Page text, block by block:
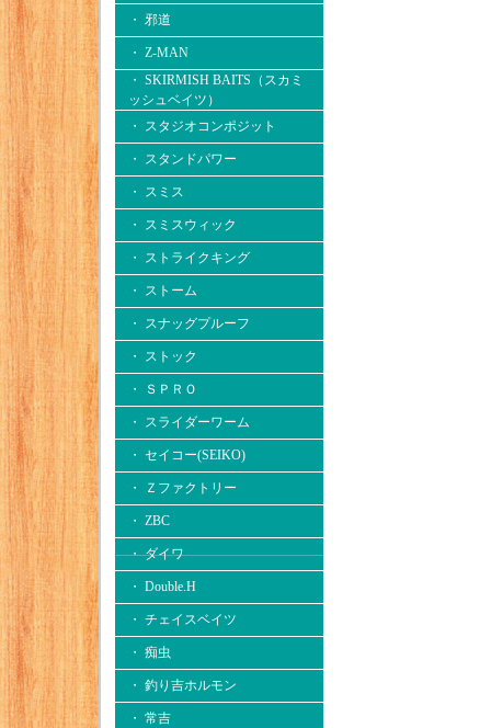
・ 邪道
・ Z-MAN
・ SKIRMISH BAITS（スカミ
ッシュベイツ）
・ スタジオコンポジット
・ スタンドパワー
・ スミス
・ スミスウィック
・ ストライクキング
・ ストーム
・ スナッグプルーフ
・ ストック
・ ＳＰＲＯ
・ スライダーワーム
・ セイコー(SEIKO)
・ Ｚファクトリー
・ ZBC
・ ダイワ
・ Double.H
・ チェイスベイツ
・ 痴虫
・ 釣り吉ホルモン
・ 常吉